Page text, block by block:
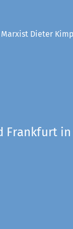
Dieter
Frankfurt in